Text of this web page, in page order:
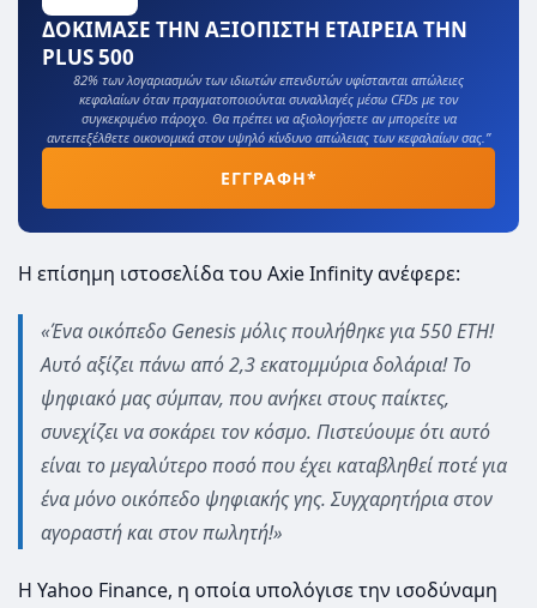
ΔΟΚΙΜΑΣΕ ΤΗΝ ΑΞΙΟΠΙΣΤΗ ΕΤΑΙΡΕΙΑ ΤΗΝ
PLUS 500
82% των λογαριασμών των ιδιωτών επενδυτών υφίστανται απώλειες
κεφαλαίων όταν πραγματοποιούνται συναλλαγές μέσω CFDs με τον
συγκεκριμένο πάροχο. Θα πρέπει να αξιολογήσετε αν μπορείτε να
αντεπεξέλθετε οικονομικά στον υψηλό κίνδυνο απώλειας των κεφαλαίων σας.”
ΕΓΓΡΑΦΗ*
Η επίσημη ιστοσελίδα του Axie Infinity ανέφερε:
«Ένα οικόπεδο Genesis μόλις πουλήθηκε για 550 ETH!
Αυτό αξίζει πάνω από 2,3 εκατομμύρια δολάρια! Το
ψηφιακό μας σύμπαν, που ανήκει στους παίκτες,
συνεχίζει να σοκάρει τον κόσμο. Πιστεύουμε ότι αυτό
είναι το μεγαλύτερο ποσό που έχει καταβληθεί ποτέ για
ένα μόνο οικόπεδο ψηφιακής γης. Συγχαρητήρια στον
αγοραστή και στον πωλητή!»
Η Yahoo Finance, η οποία υπολόγισε την ισοδύναμη